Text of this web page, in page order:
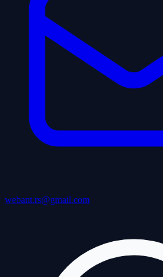
webant.rs@gmail.com